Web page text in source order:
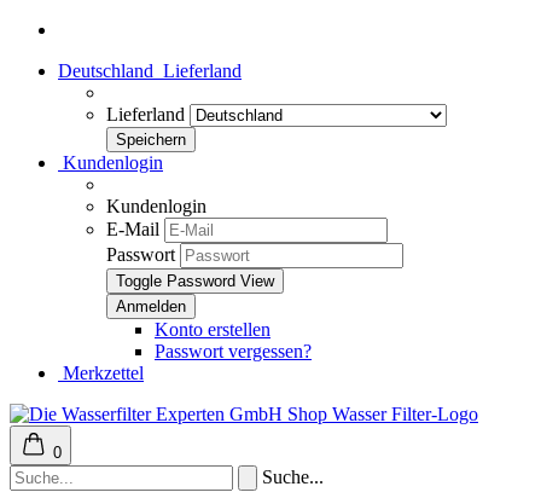
Deutschland Lieferland
Lieferland
Kundenlogin
Kundenlogin
E-Mail
Passwort
Toggle Password View
Konto erstellen
Passwort vergessen?
Merkzettel
0
Suche...